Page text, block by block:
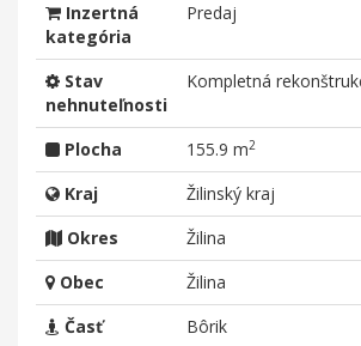
Inzertná
kategória
Predaj
Stav
nehnuteľnosti
Kompletná
Plocha 155.9 m2
Kraj
Žilinský kraj
Okres
Žilina
Obec
Žilina
Časť
Bôrik